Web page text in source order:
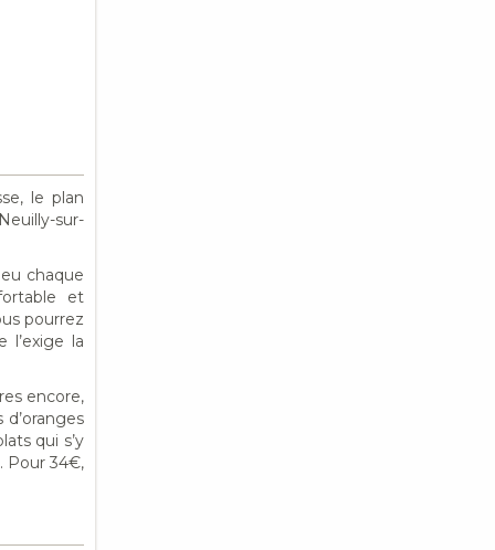
le plan
sur-
chaque
et
pourrez
la
encore,
qui s’y
Pour 34€,